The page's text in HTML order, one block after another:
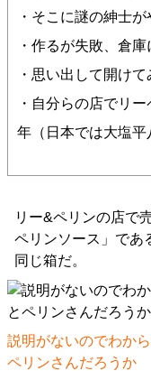
・そこに謎の紳士
・作るが失敗、倉庫
・思い出して開け
・自分らの店でリ
年（日本では大塩平
リー&ペリンの店で
ペリンソース」であ
同じ箱だ。
説明がないのでわか
ペリンさんだろうか